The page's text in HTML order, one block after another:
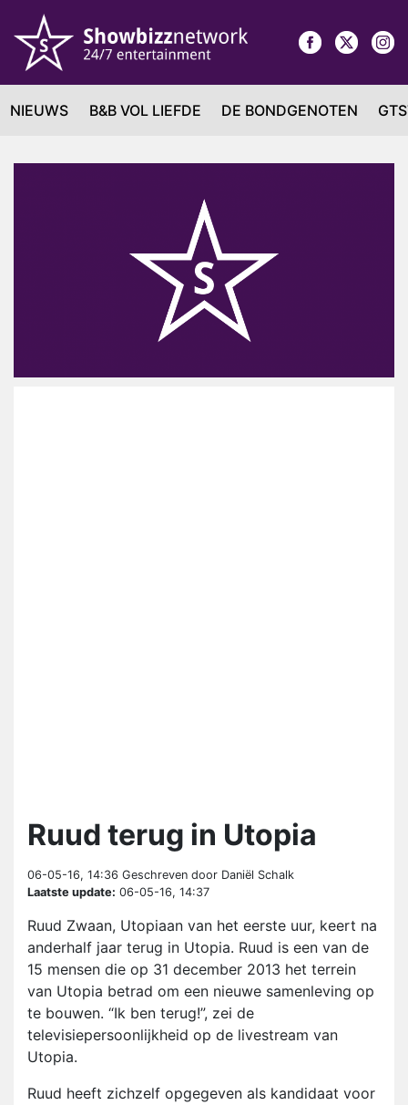
NIEUWS B&B VOL LIEFDE DE BONDGENOTEN
Ruud terug in Utopia
06-05-16, 14:36 Geschreven door Daniël Schalk
Laatste update: 06-05-16, 14:37
Ruud Zwaan, Utopiaan van het eerste uur, keert na
anderhalf jaar terug in Utopia. Ruud is een van de
15 mensen die op 31 december 2013 het terrein
van Utopia betrad om een nieuwe samenleving op
te bouwen. “Ik ben terug!”, zei de
televisiepersoonlijkheid op de livestream van
Utopia.
Ruud heeft zichzelf opgegeven als kandidaat voor